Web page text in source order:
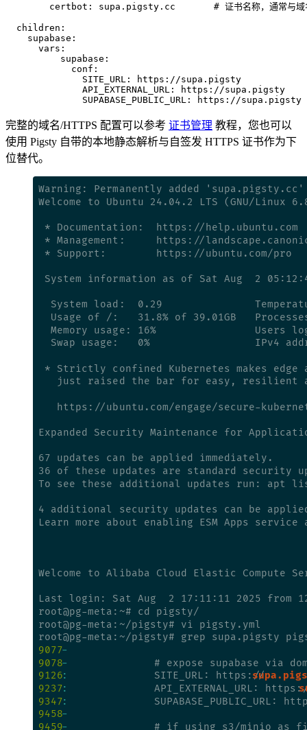
certbot : supa.pigsty.cc # 证书名称，通常与域
children :
supabase :
vars :
supabase :
conf :
SITE_URL :
https://
API_EXTERNAL_URL :
https://
SUPABASE_PUBLIC_URL : https://
完整的域名/HTTPS 配置可以参考 证书管理 教程，您也可以
使用 Pigsty 自带的本地静态解析与自签发 HTTPS 证书作为下
位替代。